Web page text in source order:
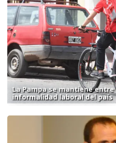
La Pampa se mantiene
informalidad laboral del país